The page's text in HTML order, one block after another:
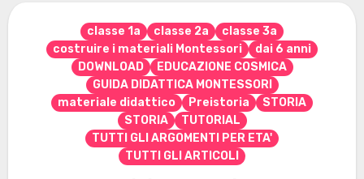
classe 1a classe 2a
classe 3a
costruire i materiali Montessori
dai 6 anni
DOWNLOAD
EDUCAZIONE COSMICA
GUIDA DIDATTICA MONTESSORI
materiale didattico
Preistoria
STORIA
STORIA
TUTORIAL
TUTTI GLI ARGOMENTI PER ETA'
TUTTI GLI ARTICOLI